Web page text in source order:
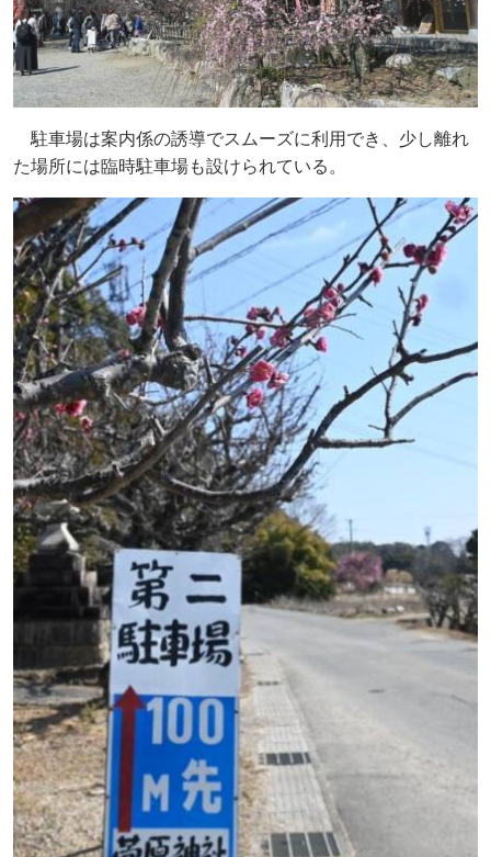
駐車場は案内係の誘導でスムーズに利用でき、少し離れ
た場所には臨時駐車場も設けられている。